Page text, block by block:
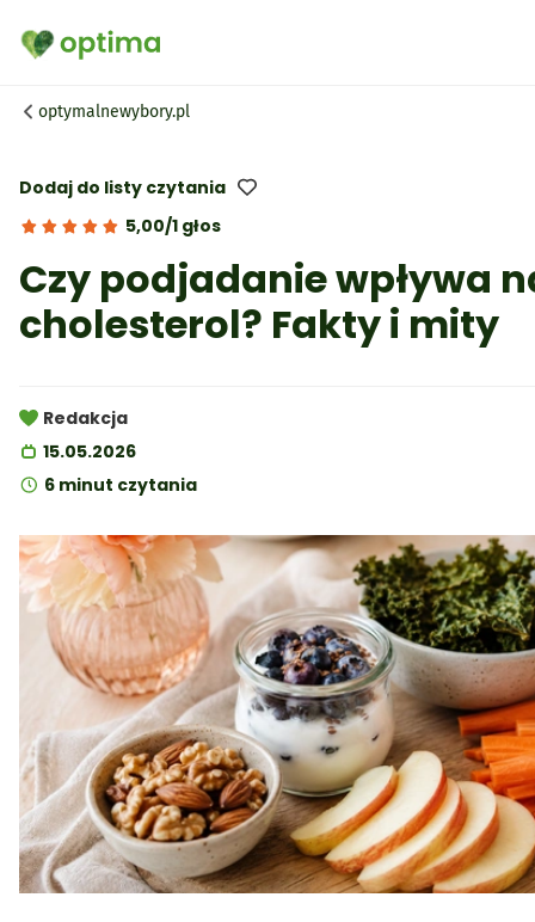
optymalnewybory.pl
5,00/1 głos
Dodaj do listy czytania
Czy podjadanie wpływa
cholesterol? Fakty i mity
Redakcja
15.05.2026
6 minut czytania